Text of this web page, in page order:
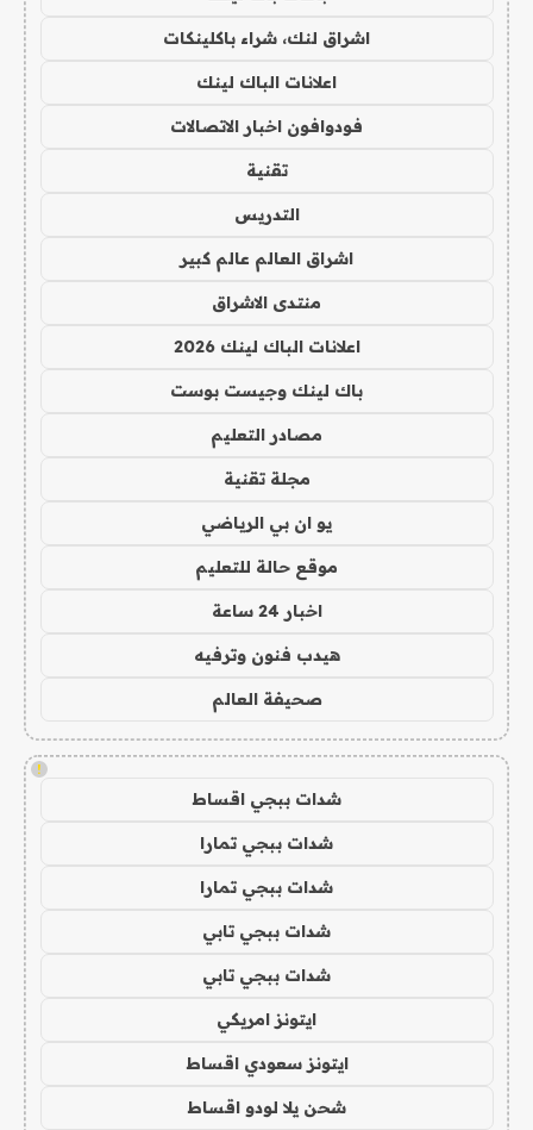
اشراق لنك، شراء باكلينكات
اعلانات الباك لينك
فودوافون اخبار الاتصالات
تقنية
التدريس
اشراق العالم عالم كبير
منتدى الاشراق
اعلانات الباك لينك 2026
باك لينك وجيست بوست
مصادر التعليم
مجلة تقنية
يو ان بي الرياضي
موقع حالة للتعليم
اخبار 24 ساعة
هيدب فنون وترفيه
صحيفة العالم
!
شدات ببجي اقساط
شدات ببجي تمارا
شدات ببجي تمارا
شدات ببجي تابي
شدات ببجي تابي
ايتونز امريكي
ايتونز سعودي اقساط
شحن يلا لودو اقساط